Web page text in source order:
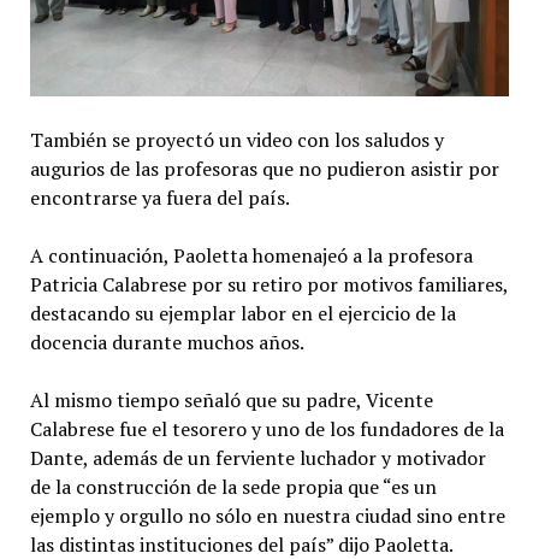
También se proyectó un video con los saludos y
augurios de las profesoras que no pudieron asistir por
encontrarse ya fuera del país.
A continuación, Paoletta homenajeó a la profesora
Patricia Calabrese por su retiro por motivos familiares,
destacando su ejemplar labor en el ejercicio de la
docencia durante muchos años.
Al mismo tiempo señaló que su padre, Vicente
Calabrese fue el tesorero y uno de los fundadores de la
Dante, además de un ferviente luchador y motivador
de la construcción de la sede propia que “es un
ejemplo y orgullo no sólo en nuestra ciudad sino entre
las distintas instituciones del país” dijo Paoletta.